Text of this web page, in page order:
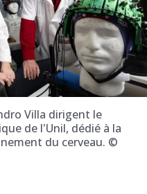
Villa dirigent le
de l'Unil, dédié à la
du cerveau. ©